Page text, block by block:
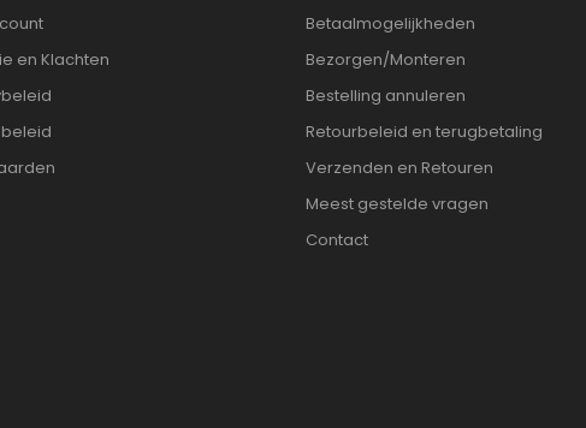
en Klachten
Betaalmogelijkheden
Bezorgen/Monteren
Bestelling annuleren
Retourbeleid en terugbetaling
Verzenden en Retouren
Meest gestelde vragen
Contact